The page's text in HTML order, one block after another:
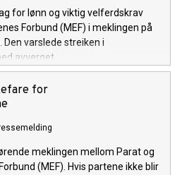
for lønn og viktig velferdskrav
Forbund (MEF) i meklingen på
varslede streiken i
avverget.
for
meklingen mellom Parat og
(MEF). Hvis partene ikke blir